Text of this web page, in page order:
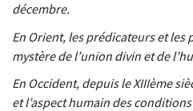
décembre.
En Orient, les prédicateurs et les
mystère de l’union divin et de
En Occident, depuis le XIIIème
et l’aspect humain des